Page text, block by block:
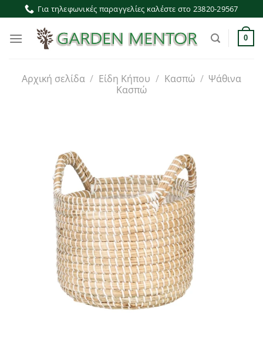
Μετάβαση
στο
περιεχόμενο
Για τηλεφωνικές παραγγελίες καλέστε στο 23820-29567
0
Αρχική σελίδα / Είδη Κήπου / Κασπώ / Ψάθινα
Κασπώ